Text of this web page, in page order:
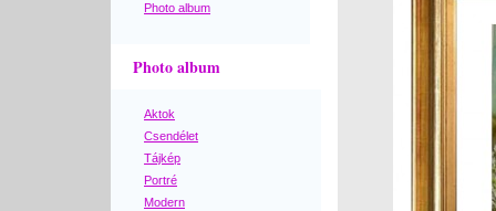
Photo album
Photo album
Aktok
Csendélet
Tájkép
Portré
Modern